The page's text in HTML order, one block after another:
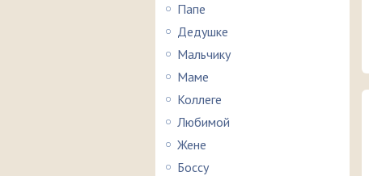
Папе
Дедушке
Мальчику
Маме
Коллеге
Любимой
Жене
Боссу